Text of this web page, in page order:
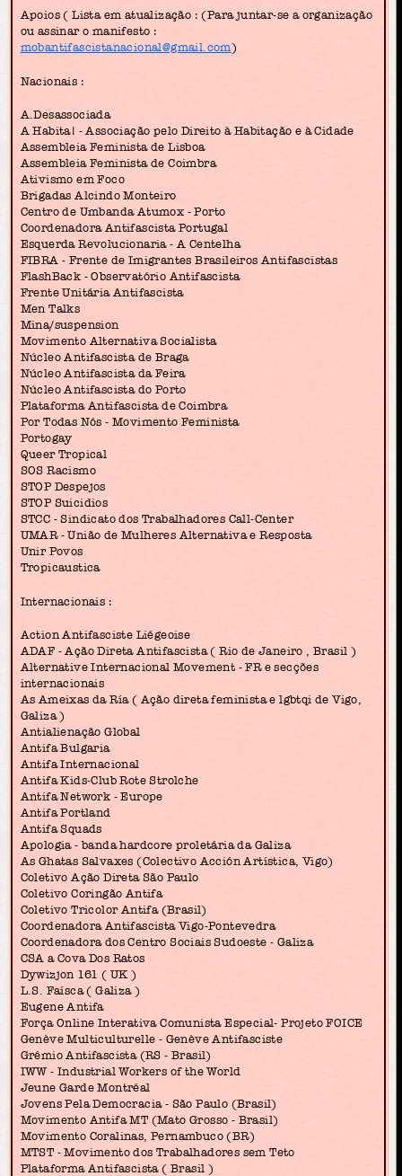
Apoios ( Lista em atualização : (Para juntar-se a organização
ou assinar o manifesto :
mobantifascistanacional@gmail.com)
Nacionais :
A.Desassociada
A Habita! - Associação pelo Direito à Habitação e à Cidade
Assembleia Feminista de Lisboa
Assembleia Feminista de Coimbra
Ativismo em Foco
Brigadas Alcindo Monteiro
Centro de Umbanda Atumox - Porto
Coordenadora Antifascista Portugal
Esquerda Revolucionaria - A Centelha
FIBRA - Frente de Imigrantes Brasileiros Antifascistas
FlashBack - Observatório Antifascista
Frente Unitária Antifascista
Men Talks
Mina/suspension
Movimento Alternativa Socialista
Núcleo Antifascista de Braga
Núcleo Antifascista da Feira
Núcleo Antifascista do Porto
Plataforma Antifascista de Coimbra
Por Todas Nós - Movimento Feminista
Portogay
Queer Tropical
SOS Racismo
STOP Despejos
STOP Suicidios
STCC - Sindicato dos Trabalhadores Call-Center
UMAR - União de Mulheres Alternativa e Resposta
Unir Povos
Tropicaustica
Internacionais :
Action Antifasciste Liégeoise
ADAF - Ação Direta Antifascista ( Rio de Janeiro , Brasil )
Alternative Internacional Movement - FR e secções
internacionais
As Ameixas da Ría ( Ação direta feminista e lgbtqi de Vigo,
Galiza )
Antialienação Global
Antifa Bulgaria
Antifa Internacional
Antifa Kids-Club Rote Strolche
Antifa Network - Europe
Antifa Portland
Antifa Squads
Apologia - banda hardcore proletária da Galiza
As Ghatas Salvaxes (Colectivo Acción Artística, Vigo)
Coletivo Ação Direta São Paulo
Coletivo Coringão Antifa
Coletivo Tricolor Antifa (Brasil)
Coordenadora Antifascista Vigo-Pontevedra
Coordenadora dos Centro Sociais Sudoeste - Galiza
CSA a Cova Dos Ratos
Dywizjon 161 ( UK )
L.S. Faísca ( Galiza )
Eugene Antifa
Força Online Interativa Comunista Especial- Projeto FOICE
Genève Multiculturelle - Genève Antifasciste
Grémio Antifascista (RS - Brasil)
IWW - Industrial Workers of the World
Jeune Garde Montréal
Jovens Pela Democracia - São Paulo (Brasil)
Movimento Antifa MT (Mato Grosso - Brasil)
Movimento Coralinas, Pernambuco (BR)
MTST - Movimento dos Trabalhadores sem Teto
Plataforma Antifascista ( Brasil )